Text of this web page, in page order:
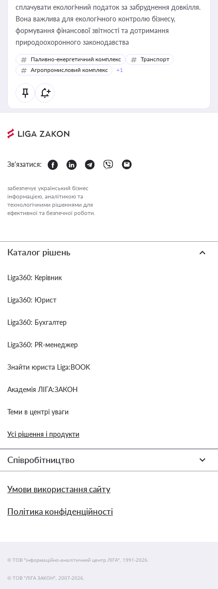
сплачувати екологічний податок за забруднення довкілля.
Вона важлива для екологічного контролю бізнесу,
формування фінансової звітності та дотримання
природоохоронного законодавства
Паливно-енергетичний комплекс
Транспорт
Агропромисловий комплекс
+1
Зв'язатися:
забезпечує український бізнес
інформацією, аналітикою та
технологічними рішеннями для
ефективної та безпечної роботи.
Каталог рішень
Liga360: Керівник
Liga360: Юрист
Liga360: Бухгалтер
Liga360: PR-менеджер
Знайти юриста Liga:BOOK
Академія ЛІГА:ЗАКОН
Теми в центрі уваги
Усі рішення і продукти
Співробітництво
Умови використання сайту
Політика конфіденційності
© ТОВ "інформаційно-аналітичний центр ЛІГА", 1991-2026.
© ТОВ "ЛІГА ЗАКОН", 2007-2026.